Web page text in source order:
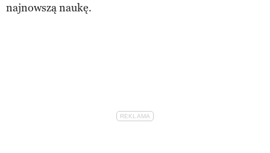
najnowszą naukę.